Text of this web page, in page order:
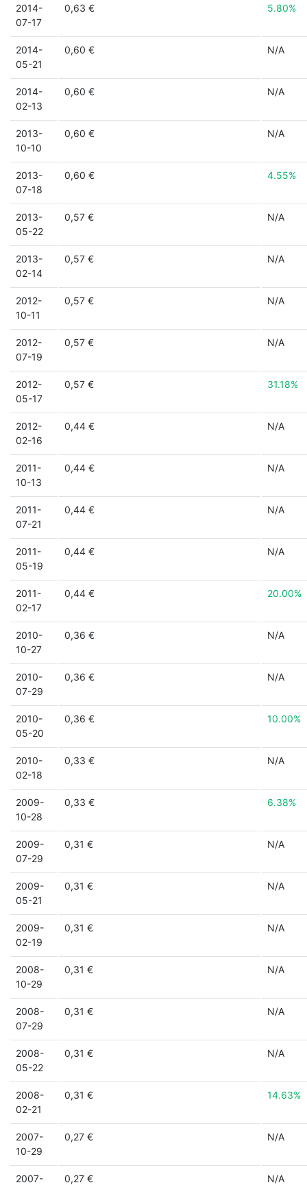
2014-
07-17
0,63 € 5.80%
2014-
05-21
0,60 € N/A
2014-
02-13
0,60 € N/A
2013-
10-10
0,60 € N/A
2013-
07-18
0,60 € 4.55%
2013-
05-22
0,57 € N/A
2013-
02-14
0,57 € N/A
2012-
10-11
0,57 € N/A
2012-
07-19
0,57 € N/A
2012-
05-17
0,57 € 31.18%
2012-
02-16
0,44 € N/A
2011-
10-13
0,44 € N/A
2011-
07-21
0,44 € N/A
2011-
05-19
0,44 € N/A
2011-
02-17
0,44 € 20.00%
2010-
10-27
0,36 € N/A
2010-
07-29
0,36 € N/A
2010-
05-20
0,36 € 10.00%
2010-
02-18
0,33 € N/A
2009-
10-28
0,33 € 6.38%
2009-
07-29
0,31 € N/A
2009-
05-21
0,31 € N/A
2009-
02-19
0,31 € N/A
2008-
10-29
0,31 € N/A
2008-
07-29
0,31 € N/A
2008-
05-22
0,31 € N/A
2008-
02-21
0,31 € 14.63%
2007-
10-29
0,27 € N/A
2007-
0,27 € N/A